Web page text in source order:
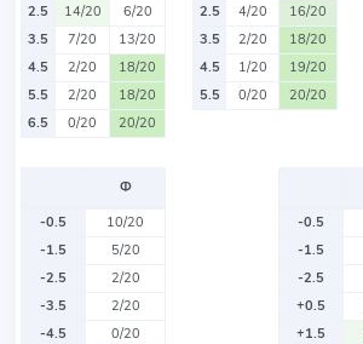
2.5
14/20
6/20
3.5
7/20
13/20
4.5
2/20
18/20
5.5
2/20
18/20
6.5
0/20 20/20
2.5
4/20
16/20
3.5
2/20
18/20
4.5
1/20
19/20
5.5
0/20 20/20
Ф
-0.5
10/20
-1.5
5/20
-2.5
2/20
-3.5
2/20
-4.5
0/20
-0.5
-1.5
-2.5
+0.5
+1.5